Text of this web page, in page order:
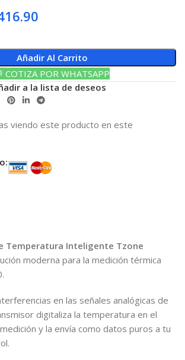
Añadir Al Carrito
COTIZA POR WHATSAPP
a la lista de deseos
viendo este producto en este
Temperatura Inteligente Tzone
moderna para la medición térmica
en las señales analógicas de
digitaliza la temperatura en el
y la envía como datos puros a tu